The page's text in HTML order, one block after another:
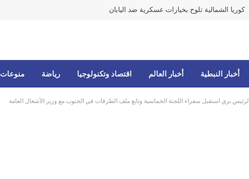
كوريا الشمالية تلوح بخيارات عسكرية ضد اليابان
أخبار النبطية أخبار العالم اقتصاد وتكنولوجيا رياضة منوعات
الرئيس بري استقبل سفراء اللجنة الخماسية وتابع ملف الطرقات في الجنوب مع وزير الأشغال العامة